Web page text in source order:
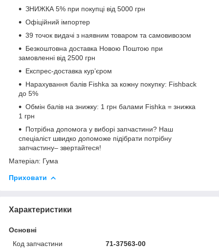
ЗНИЖКА 5% при покупці від 5000 грн
Офіційний імпортер
39 точок видачі з наявним товаром та самовивозом
Безкоштовна доставка Новою Поштою при
замовленні від 2500 грн
Експрес-доставка кур’єром
Нарахування балів Fishka за кожну покупку: Fishback
до 5%
Обмін балів на знижку: 1 грн балами Fishka = знижка
1 грн
Потрібна допомога у виборі запчастини? Наш
спеціаліст швидко допоможе підібрати потрібну
запчастину– звертайтеся!
Матеріал: Гума
Приховати
Характеристики
Основні
Код запчастини
71-37563-00